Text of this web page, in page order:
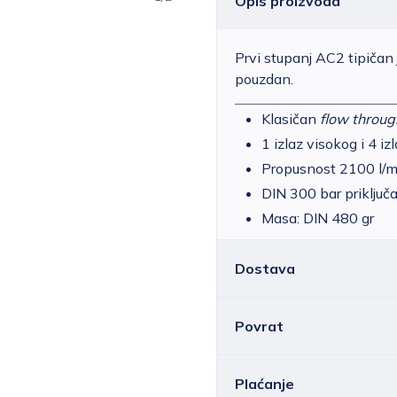
Prvi stupanj AC2 tipičan
pouzdan.
Klasičan flow
1 izlaz visokog i 4
Propusnost 2100 l/
DIN 300 bar
Masa: DIN 480 gr
Dostava
Hrvatska
ovisno o masi
Povrat
Sve ili pojedine artikle
Plaćanje